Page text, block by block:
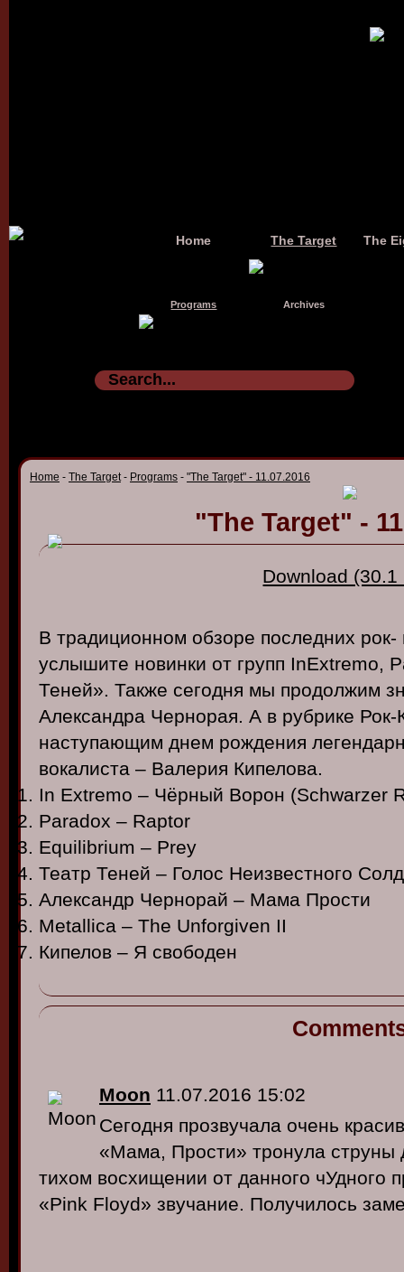
Home The Target The
Programs Archives
Home - The Target- Programs - "The Target" - 11.07.2016
"The Target" -
Download (30.1
В традиционном обзоре последних
услышите новинки от групп InExtremo,
Теней». Также сегодня мы продолжим
Александра Чернорая. А в рубрике
наступающим днем рождения
вокалиста – Валерия Кипелова.
In Extremo – Чёрный Ворон (Schwarzer
Paradox – Raptor
Equilibrium – Prey
Театр Теней – Голос Неизвестного
Александр Чернорай – Мама Прости
Metallica – The Unforgiven II
Кипелов – Я свободен
Moon 11.07.2016 15:02
Сегодня прозвучала очень
«Мама, Прости» тронула
тихом восхищении от данного чУдного
«Pink Floyd» звучание. Получилось